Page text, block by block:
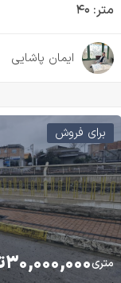
متر: ۴۰
ایمان پاشایی
برای فروش
متری۳۰,۰۰۰,۰۰۰